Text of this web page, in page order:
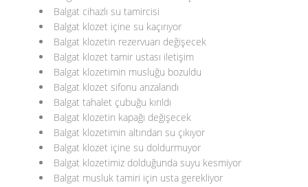
Balgat cihazlı su tamircisi
Balgat klozet içine su kaçırıyor
Balgat klozetin rezervuarı değişecek
Balgat klozet tamir ustası iletişim
Balgat klozetimin musluğu bozuldu
Balgat klozet sifonu arızalandı
Balgat tahalet çubuğu kırıldı
Balgat klozetin kapağı değişecek
Balgat klozetimin altından su çıkıyor
Balgat klozet içine su doldurmuyor
Balgat klozetimiz dolduğunda suyu kesmiyor
Balgat musluk tamiri için usta gerekliyor